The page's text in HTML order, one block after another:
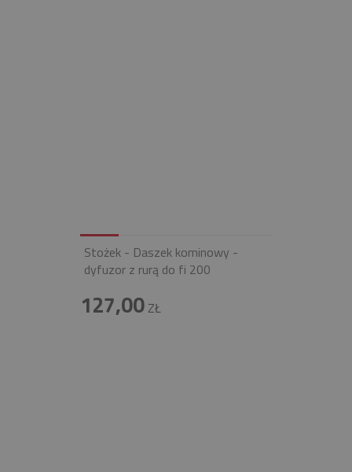
Stożek - Daszek kominowy -
dyfuzor z rurą do fi 200
127,00ZŁ